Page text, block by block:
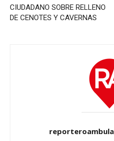
CIUDADANO SOBRE RELLENO
DE CENOTES Y CAVERNAS